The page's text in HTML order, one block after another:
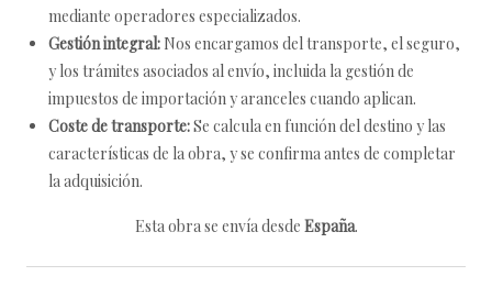
mediante operadores especializados.
Gestión integral: Nos encargamos del transporte, el seguro,
y los trámites asociados al envío, incluida la gestión de
impuestos de importación y aranceles cuando aplican.
Coste de transporte:Se calcula en función del destino y las
características de la obra, y se confirma antes de completar
la adquisición.
Esta obra se envía desde España.